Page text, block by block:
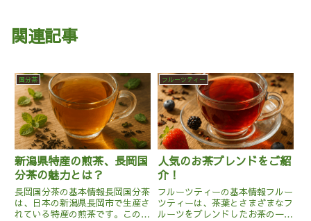
関連記事
国分茶
新潟県特産の煎茶、長岡国
分茶の魅力とは？
長岡国分茶の基本情報長岡国分茶
は、日本の新潟県長岡市で生産さ
れている特産の煎茶です。このお
フルーツティー
人気のお茶ブレンドをご紹
介！
フルーツティーの基本情報フルー
ツティーは、茶葉とさまざまなフ
ルーツをブレンドしたお茶の一種